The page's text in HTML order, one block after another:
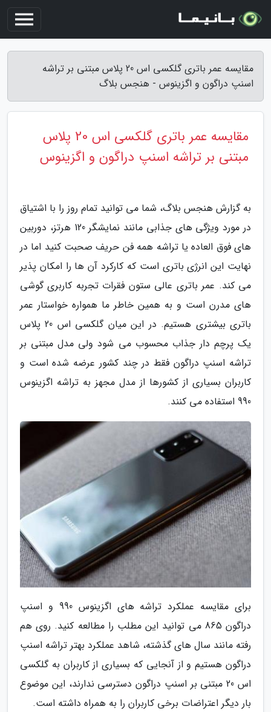
مقایسه عمر باتری گلکسی اس 20 پلاس مبتنی بر تراشه
اسنپ دراگون و اگزینوس - هنجس بلاگ
مقایسه عمر باتری گلکسی اس 20 پلاس
مبتنی بر تراشه اسنپ دراگون و اگزینوس
به گزارش هنجس بلاگ، شما می توانید تمام روز را با اشتیاق
در مورد ویژگی های جذابی مانند نمایشگر 120 هرتز، دوربین
های فوق العاده یا تراشه همه فن حریف صحبت کنید اما در
نهایت این انرژی باتری است که کارکرد آن ها را امکان پذیر
می کند. عمر باتری عالی ستون فقرات تجربه کاربری گوشی
های مدرن است و به همین خاطر ما همواره خواستار عمر
باتری بیشتری هستیم. در این میان گلکسی اس 20 پلاس
یک پرچم دار جذاب محسوب می شود ولی مدل مبتنی بر
تراشه اسنپ دراگون فقط در چند کشور عرضه شده است و
کاربران بسیاری از کشورها از مدل مجهز به تراشه اگزینوس
990 استفاده می کنند.
برای مقایسه عملکرد تراشه های اگزینوس 990 و اسنپ
دراگون 865 می توانید این مطلب را مطالعه کنید. روی هم
رفته مانند سال های گذشته، شاهد عملکرد بهتر تراشه اسنپ
دراگون هستیم و از آنجایی که بسیاری از کاربران به گلکسی
اس 20 مبتنی بر اسنپ دراگون دسترسی ندارند، این موضوع
بار دیگر اعتراضات برخی کاربران را به همراه داشته است.